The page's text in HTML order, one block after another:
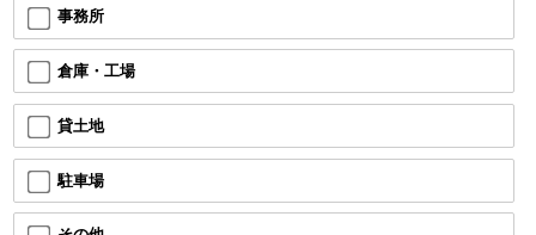
事務所
倉庫・工場
貸土地
駐車場